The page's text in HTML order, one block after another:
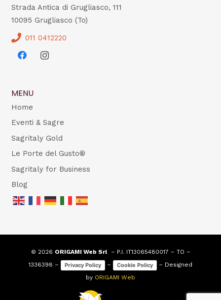
Strada Antica di Grugliasco, 111
10095 Grugliasco (To)
011 0412220
MENU
Home
Eventi & Sagre
Sagritaly Gold
Le Porte del Gusto®
Sagritaly for Business
Blog
© 2026 ORIGAMI Web Srl– P.I. IT13065480017 – TO –
1336398 –
Privacy Policy – Cookie Policy
– Designed
by ORIGAMI Web